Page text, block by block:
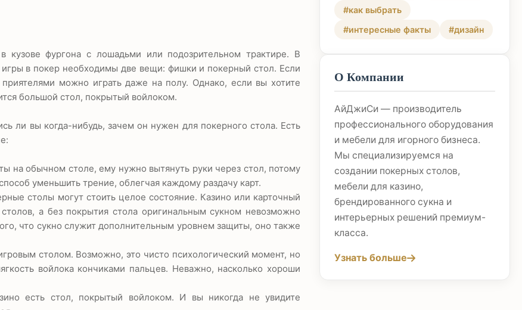
фургона с лошадьми или подозрительном трактире. В
в покер необходимы две вещи: фишки и покерный стол. Если
можно играть даже на полу. Однако, если вы хотите
большой стол, покрытый войлоком.
ли вы когда-нибудь, зачем он нужен для покерного стола. Есть
на обычном столе, ему нужно вытянуть руки через стол, потому
уменьшить трение, облегчая каждому раздачу карт.
столы могут стоить целое состояние. Казино или карточный
а без покрытия стола оригинальным сукном невозможно
что сукно служит дополнительным уровнем защиты, оно также
столом. Возможно, это чисто психологический момент, но
войлока кончиками пальцев. Неважно, насколько хороши
есть стол, покрытый войлоком. И вы никогда не увидите
#как выбрать
#интересные факты
#дизайн
О Компании
АйДжиСи — производитель
профессионального оборудования
и мебели для игорного бизнеса.
Мы специализируемся на
создании покерных столов,
мебели для казино,
брендированного сукна и
интерьерных решений премиум-
класса.
Узнать больше